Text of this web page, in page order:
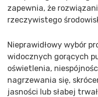
zapewnia, że
rzeczywistego
Nieprawidłowy wybór
widocznych gorących
oświetlenia,
nagrzewania się,
jasności lub słabej